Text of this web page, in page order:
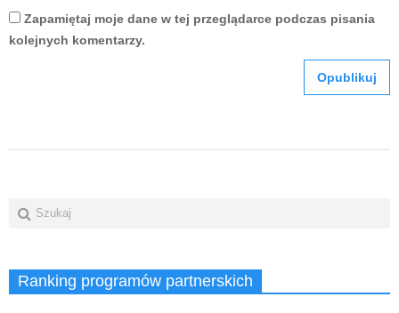
Zapamiętaj moje dane w tej przeglądarce podczas pisania
kolejnych komentarzy.
Ranking programów partnerskich